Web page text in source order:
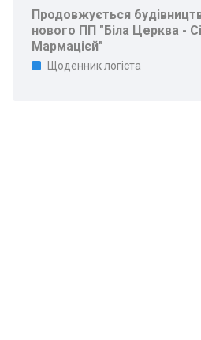
Продовжується
нового ПП "Біла Церква -
Мармацієй"
Щоденник логіста